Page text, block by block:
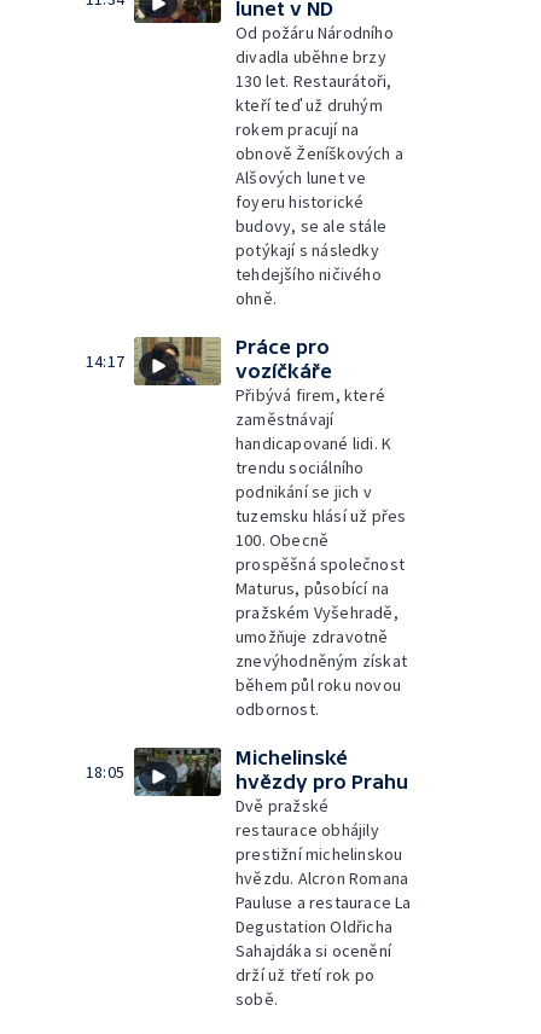
lunet v ND
Od požáru Národního
divadla uběhne brzy
130 let. Restaurátoři,
kteří teď už druhým
rokem pracují na
obnově Ženíškových a
Alšových lunet ve
foyeru historické
budovy, se ale stále
potýkají s následky
tehdejšího ničivého
ohně.
14:17
Práce pro
vozíčkáře
Přibývá firem, které
zaměstnávají
handicapované lidi. K
trendu sociálního
podnikání se jich v
tuzemsku hlásí už přes
100. Obecně
prospěšná společnost
Maturus, působící na
pražském Vyšehradě,
umožňuje zdravotně
znevýhodněným získat
během půl roku novou
odbornost.
18:05
Michelinské
hvězdy pro Prahu
Dvě pražské
restaurace obhájily
prestižní michelinskou
hvězdu. Alcron Romana
Pauluse a restaurace La
Degustation Oldřicha
Sahajdáka si ocenění
drží už třetí rok po
sobě.